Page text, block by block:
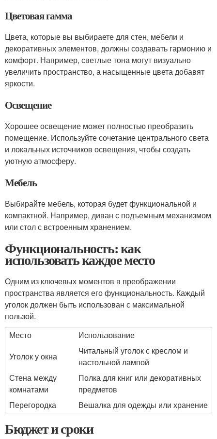
Цветовая гамма
Цвета, которые вы выбираете для стен, мебели и
декоративных элементов, должны создавать гармонию и
комфорт. Например, светлые тона могут визуально
увеличить пространство, а насыщенные цвета добавят
яркости.
Освещение
Хорошее освещение может полностью преобразить
помещение. Используйте сочетание центрального света
и локальных источников освещения, чтобы создать
уютную атмосферу.
Мебель
Выбирайте мебель, которая будет функциональной и
компактной. Например, диван с подъемным механизмом
или стол с встроенным хранением.
Функциональность: как
использовать каждое место
Одним из ключевых моментов в преображении
пространства является его функциональность. Каждый
уголок должен быть использован с максимальной
пользой.
Место
Использование
Уголок у окна
Читальный уголок с креслом и
настольной лампой
Стена между
комнатами
Полка для книг или декоративных
предметов
Перегородка
Вешалка для одежды или хранение
Бюджет и сроки